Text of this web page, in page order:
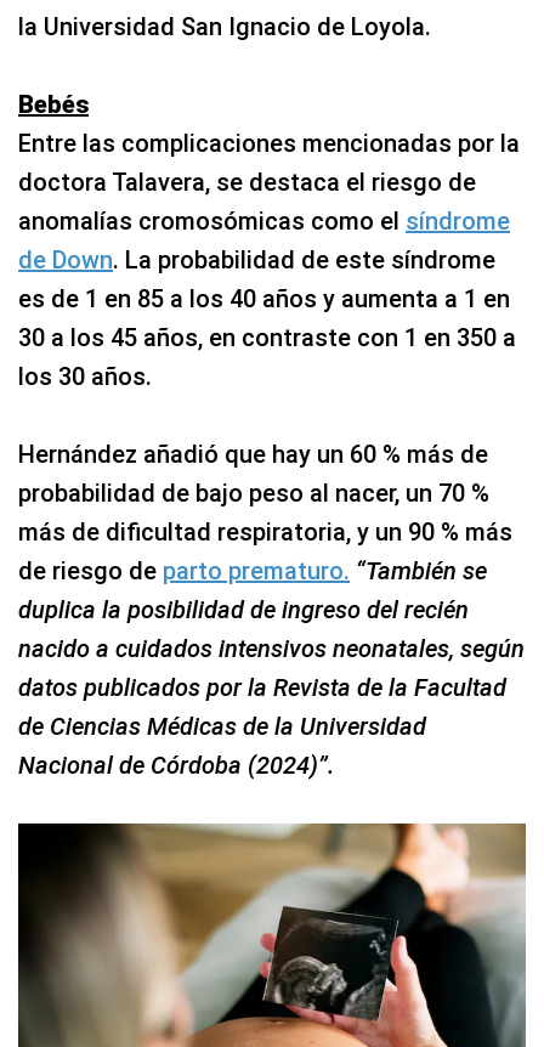
la Universidad San Ignacio de Loyola.
Bebés
Entre las complicaciones mencionadas por la
doctora Talavera, se destaca el riesgo de
anomalías cromosómicas como el síndrome
de Down. La probabilidad de este síndrome
es de 1 en 85 a los 40 años y aumenta a 1 en
30 a los 45 años, en contraste con 1 en 350 a
los 30 años.
Hernández añadió que hay un 60 % más de
probabilidad de bajo peso al nacer, un 70 %
más de dificultad respiratoria, y un 90 % más
de riesgo de parto prematuro. “También se
duplica la posibilidad de ingreso del recién
nacido a cuidados intensivos neonatales, según
datos publicados por la Revista de la Facultad
de Ciencias Médicas de la Universidad
Nacional de Córdoba (2024)”.